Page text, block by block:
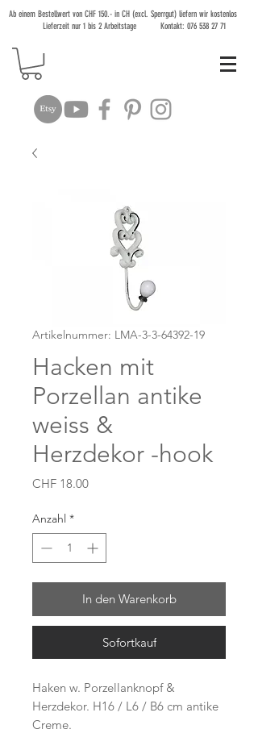
Ab einem Bestellwert von CHF 150.- in CH (excl. Sperrgut) liefern wir kostenlos
Lieferzeit nur 1 bis 2 Arbeitstage Kontakt: 076 538 27 71
Artikelnummer: LMA-3-3-64392-19
Hacken mit
Porzellan antike
weiss &
Herzdekor -hook
CHF 18.00Preis
Anzahl *
In den Warenkorb
Sofortkauf
Haken w. Porzellanknopf &
Herzdekor. H16 / L6 / B6 cm antike
Creme.